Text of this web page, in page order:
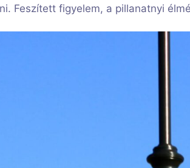
Feszített figyelem, a pillanatnyi